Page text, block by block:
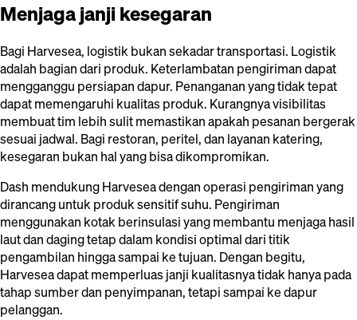
Menjaga janji kesegaran
Bagi Harvesea, logistik bukan sekadar transportasi. Logistik
adalah bagian dari produk. Keterlambatan pengiriman dapat
mengganggu persiapan dapur. Penanganan yang tidak tepat
dapat memengaruhi kualitas produk. Kurangnya visibilitas
membuat tim lebih sulit memastikan apakah pesanan bergerak
sesuai jadwal. Bagi restoran, peritel, dan layanan katering,
kesegaran bukan hal yang bisa dikompromikan.
Dash mendukung Harvesea dengan operasi pengiriman yang
dirancang untuk produk sensitif suhu. Pengiriman
menggunakan kotak berinsulasi yang membantu menjaga hasil
laut dan daging tetap dalam kondisi optimal dari titik
pengambilan hingga sampai ke tujuan. Dengan begitu,
Harvesea dapat memperluas janji kualitasnya tidak hanya pada
tahap sumber dan penyimpanan, tetapi sampai ke dapur
pelanggan.